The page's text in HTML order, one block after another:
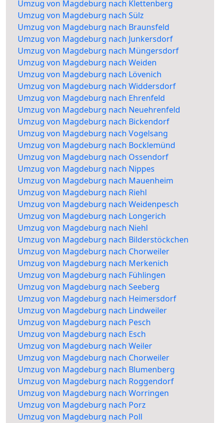
Umzug von Magdeburg nach Klettenberg
Umzug von Magdeburg nach Sülz
Umzug von Magdeburg nach Braunsfeld
Umzug von Magdeburg nach Junkersdorf
Umzug von Magdeburg nach Müngersdorf
Umzug von Magdeburg nach Weiden
Umzug von Magdeburg nach Lövenich
Umzug von Magdeburg nach Widdersdorf
Umzug von Magdeburg nach Ehrenfeld
Umzug von Magdeburg nach Neuehrenfeld
Umzug von Magdeburg nach Bickendorf
Umzug von Magdeburg nach Vogelsang
Umzug von Magdeburg nach Bocklemünd
Umzug von Magdeburg nach Ossendorf
Umzug von Magdeburg nach Nippes
Umzug von Magdeburg nach Mauenheim
Umzug von Magdeburg nach Riehl
Umzug von Magdeburg nach Weidenpesch
Umzug von Magdeburg nach Longerich
Umzug von Magdeburg nach Niehl
Umzug von Magdeburg nach Bilderstöckchen
Umzug von Magdeburg nach Chorweiler
Umzug von Magdeburg nach Merkenich
Umzug von Magdeburg nach Fühlingen
Umzug von Magdeburg nach Seeberg
Umzug von Magdeburg nach Heimersdorf
Umzug von Magdeburg nach Lindweiler
Umzug von Magdeburg nach Pesch
Umzug von Magdeburg nach Esch
Umzug von Magdeburg nach Weiler
Umzug von Magdeburg nach Chorweiler
Umzug von Magdeburg nach Blumenberg
Umzug von Magdeburg nach Roggendorf
Umzug von Magdeburg nach Worringen
Umzug von Magdeburg nach Porz
Umzug von Magdeburg nach Poll